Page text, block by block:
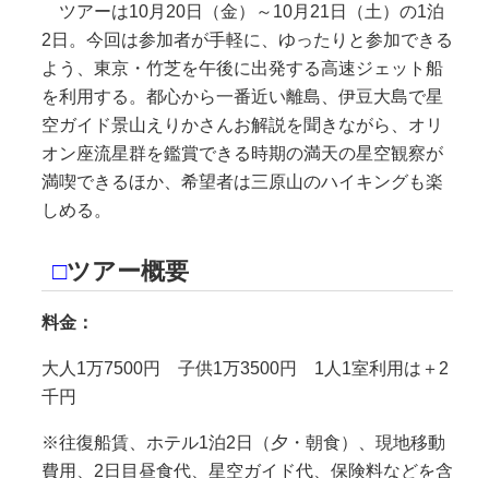
ツアーは10月20日（金）～10月21日（土）の1泊
2日。今回は参加者が手軽に、ゆったりと参加できる
よう、東京・竹芝を午後に出発する高速ジェット船
を利用する。都心から一番近い離島、伊豆大島で星
空ガイド景山えりかさんお解説を聞きながら、オリ
オン座流星群を鑑賞できる時期の満天の星空観察が
満喫できるほか、希望者は三原山のハイキングも楽
しめる。
□ツアー概要
料金：
大人1万7500円 子供1万3500円 1人1室利用は＋2
千円
※往復船賃、ホテル1泊2日（夕・朝食）、現地移動
費用、2日目昼食代、星空ガイド代、保険料などを含